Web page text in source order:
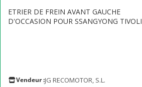
ETRIER DE FREIN AVANT GAUCHE
D'OCCASION POUR SSANGYONG TIVOLI
Vendeur :JG RECOMOTOR, S.L.